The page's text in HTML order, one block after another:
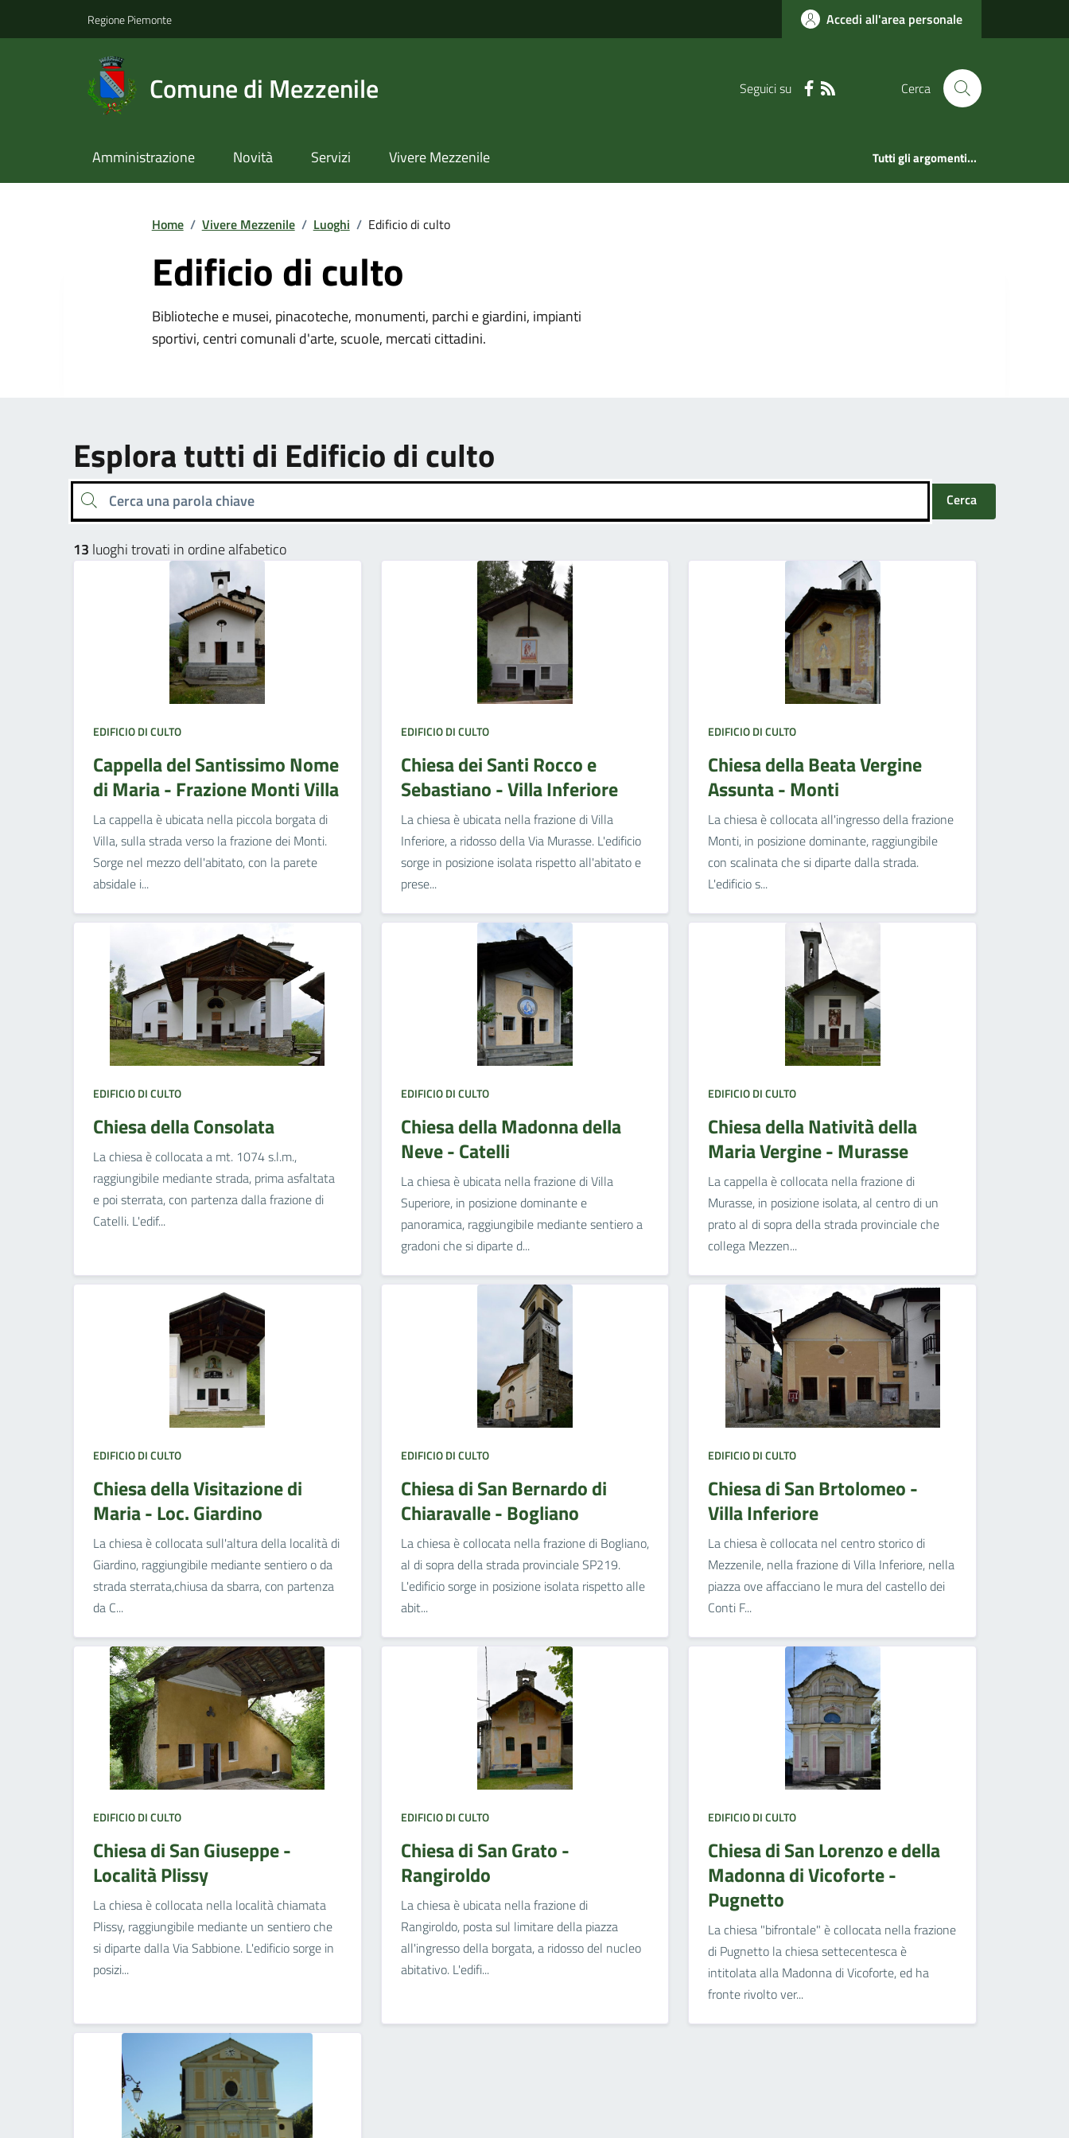
Regione Piemonte Accedi all'area personale
Comune di Mezzenile Seguici su Cerca
Amministrazione Novità Servizi Vivere Mezzenile Tutti gli argomenti...
Home / Vivere Mezzenile / Luoghi / Edificio di culto
Edificio di culto
Biblioteche e musei, pinacoteche, monumenti, parchi e giardini, impianti
sportivi, centri comunali d'arte, scuole, mercati cittadini.
Esplora tutti di Edificio di culto
Cerca una parola chiave Cerca
13 luoghi trovati in ordine alfabetico
EDIFICIO DI CULTO
Cappella del Santissimo Nome
di Maria - Frazione Monti Villa
La cappella è ubicata nella piccola borgata di
Villa, sulla strada verso la frazione dei Monti.
Sorge nel mezzo dell'abitato, con la parete
absidale i...
EDIFICIO DI CULTO
Chiesa dei Santi Rocco e
Sebastiano - Villa Inferiore
La chiesa è ubicata nella frazione di Villa
Inferiore, a ridosso della Via Murasse. L'edificio
sorge in posizione isolata rispetto all'abitato e
prese...
EDIFICIO DI CULTO
Chiesa della Beata Vergine
Assunta - Monti
La chiesa è collocata all'ingresso della frazione
Monti, in posizione dominante, raggiungibile
con scalinata che si diparte dalla strada.
L'edificio s...
EDIFICIO DI CULTO
Chiesa della Consolata
La chiesa è collocata a mt. 1074 s.l.m.,
raggiungibile mediante strada, prima asfaltata
e poi sterrata, con partenza dalla frazione di
Catelli. L'edif...
EDIFICIO DI CULTO
Chiesa della Madonna della
Neve - Catelli
La chiesa è ubicata nella frazione di Villa
Superiore, in posizione dominante e
panoramica, raggiungibile mediante sentiero a
gradoni che si diparte d...
EDIFICIO DI CULTO
Chiesa della Natività della
Maria Vergine - Murasse
La cappella è collocata nella frazione di
Murasse, in posizione isolata, al centro di un
prato al di sopra della strada provinciale che
collega Mezzen...
EDIFICIO DI CULTO
Chiesa della Visitazione di
Maria - Loc. Giardino
La chiesa è collocata sull'altura della località di
Giardino, raggiungibile mediante sentiero o da
strada sterrata,chiusa da sbarra, con partenza
da C...
EDIFICIO DI CULTO
Chiesa di San Bernardo di
Chiaravalle - Bogliano
La chiesa è collocata nella frazione di Bogliano,
al di sopra della strada provinciale SP219.
L'edificio sorge in posizione isolata rispetto alle
abit...
EDIFICIO DI CULTO
Chiesa di San Brtolomeo -
Villa Inferiore
La chiesa è collocata nel centro storico di
Mezzenile, nella frazione di Villa Inferiore, nella
piazza ove affacciano le mura del castello dei
Conti F...
EDIFICIO DI CULTO
Chiesa di San Giuseppe -
Località Plissy
La chiesa è collocata nella località chiamata
Plissy, raggiungibile mediante un sentiero che
si diparte dalla Via Sabbione. L'edificio sorge in
posizi...
EDIFICIO DI CULTO
Chiesa di San Grato -
Rangiroldo
La chiesa è ubicata nella frazione di
Rangiroldo, posta sul limitare della piazza
all'ingresso della borgata, a ridosso del nucleo
abitativo. L'edifi...
EDIFICIO DI CULTO
Chiesa di San Lorenzo e della
Madonna di Vicoforte -
Pugnetto
La chiesa "bifrontale" è collocata nella frazione
di Pugnetto la chiesa settecentesca è
intitolata alla Madonna di Vicoforte, ed ha
fronte rivolto ver...